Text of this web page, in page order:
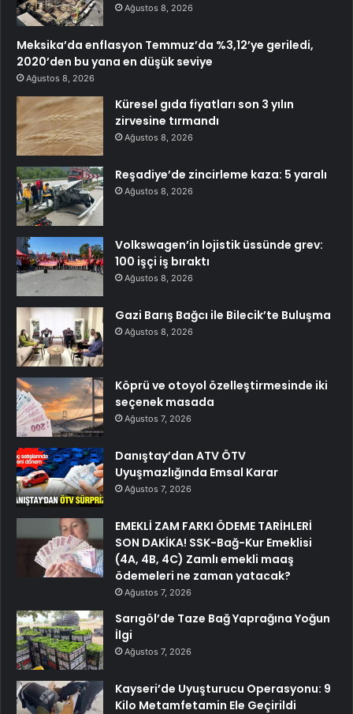
Ağustos 8, 2026
Meksika’da enflasyon Temmuz’da %3,12’ye geriledi,
2020’den bu yana en düşük seviye
Ağustos 8, 2026
Küresel gıda fiyatları son 3 yılın
zirvesine tırmandı
Ağustos 8, 2026
Reşadiye’de zincirleme kaza: 5 yaralı
Ağustos 8, 2026
Volkswagen’in lojistik üssünde grev:
100 işçi iş bıraktı
Ağustos 8, 2026
Gazi Barış Bağcı ile Bilecik’te Buluşma
Ağustos 8, 2026
Köprü ve otoyol özelleştirmesinde iki
seçenek masada
Ağustos 7, 2026
Danıştay’dan ATV ÖTV
Uyuşmazlığında Emsal Karar
Ağustos 7, 2026
EMEKLİ ZAM FARKI ÖDEME TARİHLERİ
SON DAKİKA! SSK-Bağ-Kur Emeklisi
(4A, 4B, 4C) Zamlı emekli maaş
ödemeleri ne zaman yatacak?
Ağustos 7, 2026
Sarıgöl’de Taze Bağ Yaprağına Yoğun
İlgi
Ağustos 7, 2026
Kayseri’de Uyuşturucu Operasyonu: 9
Kilo Metamfetamin Ele Geçirildi